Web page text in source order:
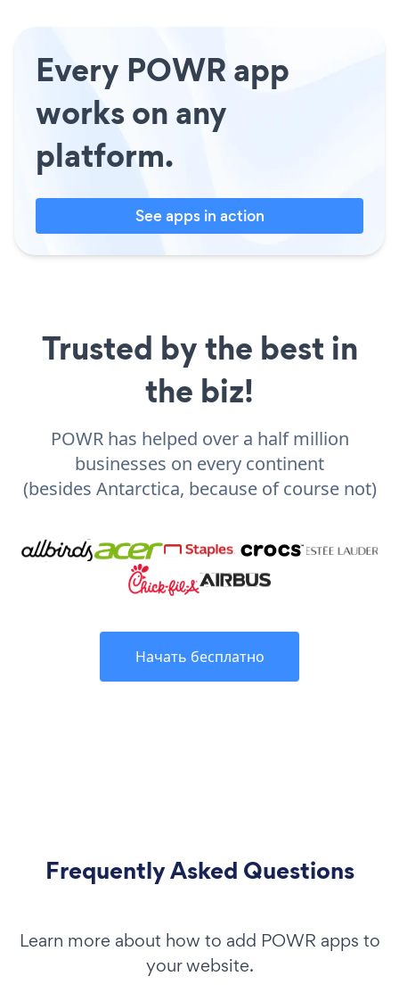
Every POWR app
works on any
platform.
See apps in action
Trusted by the best in
the biz!
POWR has helped over a half million
businesses on every continent
(besides Antarctica, because of course not)
Начать бесплатно
Frequently Asked Questions
Learn more about how to add POWR apps to
your website.